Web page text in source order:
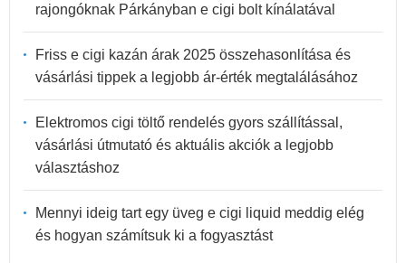
rajongóknak Párkányban e cigi bolt kínálatával
Friss e cigi kazán árak 2025 összehasonlítása és
vásárlási tippek a legjobb ár-érték megtalálásához
Elektromos cigi töltő rendelés gyors szállítással,
vásárlási útmutató és aktuális akciók a legjobb
választáshoz
Mennyi ideig tart egy üveg e cigi liquid meddig elég
és hogyan számítsuk ki a fogyasztást